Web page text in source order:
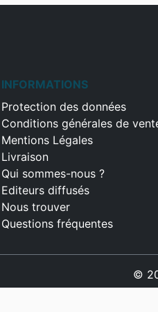
INFORMATIONS
Protection des données
Conditions générales de
Mentions Légales
Livraison
Qui sommes-nous ?
Editeurs diffusés
Nous trouver
Questions fréquentes
©